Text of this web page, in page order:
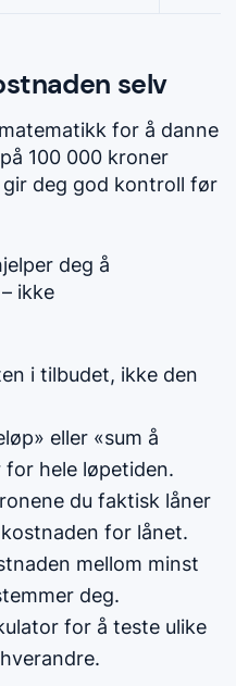
selv
for å danne
100 000 kroner
deg god kontroll før
deg å
ikke
i tilbudet, ikke den
eller «sum å
hele løpetiden.
du faktisk låner
for lånet.
mellom minst
deg.
for å teste ulike